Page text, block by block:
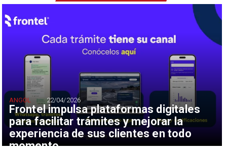
Frontel impulsa plataformas digitales
para facilitar trámites y mejorar la
experiencia de sus clientes en todo
momento
ANGOL 22/04/2026